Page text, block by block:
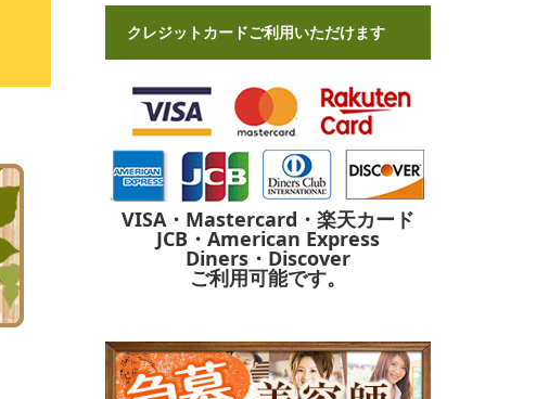
クレジットカードご利用いただけます
VISA・Mastercard・楽天カード
JCB・American Express
Diners・Discover
ご利用可能です。